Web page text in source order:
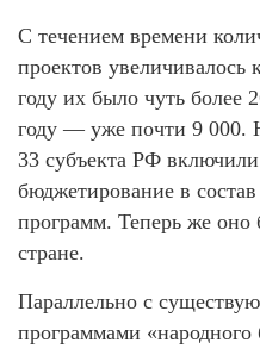
С течением времени
проектов
году их было чуть более
году — уже почти 9 000.
33 субъекта РФ
бюджетирование в
программ. Теперь же оно
стране.
Параллельно с
программами